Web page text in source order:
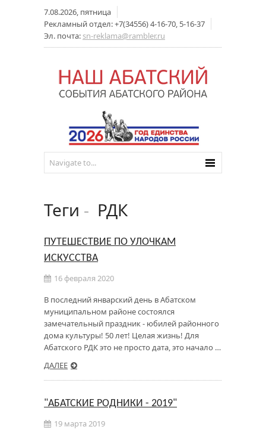
7.08.2026, пятница
Рекламный отдел: +7(34556) 4-16-70, 5-16-37
Эл. почта: sn-reklama@rambler.ru
Теги - РДК
ПУТЕШЕСТВИЕ ПО УЛОЧКАМ
ИСКУССТВА
16 февраля 2020
В последний январский день в Абатском
муниципальном районе состоялся
замечательный праздник - юбилей районного
дома культуры! 50 лет! Целая жизнь! Для
Абатского РДК это не просто дата, это начало …
ДАЛЕЕ
"АБАТСКИЕ РОДНИКИ - 2019"
19 марта 2019